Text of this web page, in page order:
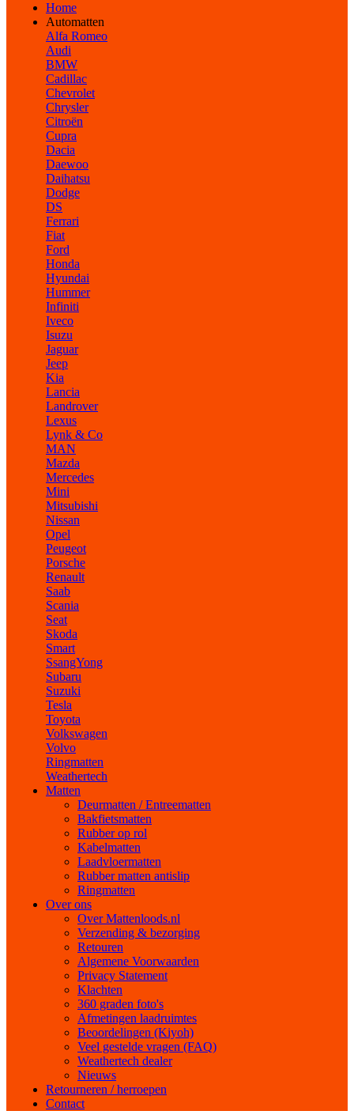
Home
Automatten
Alfa Romeo
Audi
BMW
Cadillac
Chevrolet
Chrysler
Citroën
Cupra
Dacia
Daewoo
Daihatsu
Dodge
DS
Ferrari
Fiat
Ford
Honda
Hyundai
Hummer
Infiniti
Iveco
Isuzu
Jaguar
Jeep
Kia
Lancia
Landrover
Lexus
Lynk & Co
MAN
Mazda
Mercedes
Mini
Mitsubishi
Nissan
Opel
Peugeot
Porsche
Renault
Saab
Scania
Seat
Skoda
Smart
SsangYong
Subaru
Suzuki
Tesla
Toyota
Volkswagen
Volvo
Ringmatten
Weathertech
Matten
Deurmatten / Entreematten
Bakfietsmatten
Rubber op rol
Kabelmatten
Laadvloermatten
Rubber matten antislip
Ringmatten
Over ons
Over Mattenloods.nl
Verzending & bezorging
Retouren
Algemene Voorwaarden
Privacy Statement
Klachten
360 graden foto's
Afmetingen laadruimtes
Beoordelingen (Kiyoh)
Veel gestelde vragen (FAQ)
Weathertech dealer
Nieuws
Retourneren / herroepen
Contact